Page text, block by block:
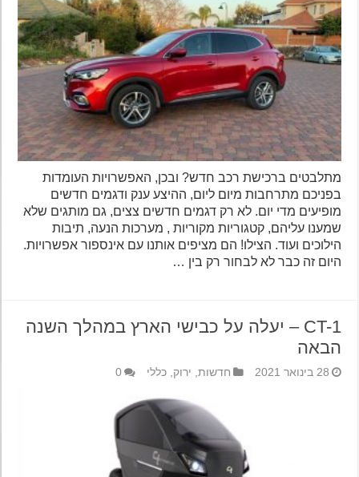
מתלבטים ברכישת רכב חדש? ובכן, האפשרויות העומדות
בפניכם מתרחבות מיום ליום, ההיצע ענק ודגמים חדשים
מופיעים מדי יום. לא רק דגמים חדשים צצים, גם מותגים שלא
שמענו עליהם, קטגוריות מקוריות , מערכות הנעה, תיבות
הילוכים ועוד. הצילו! הם מציפים אותנו עם אינספור אפשרויות.
היום זה כבר לא לבחור רק בין …
CT-1 – יעלה על כבישי הארץ במהלך השנה
הבאה
28 בינואר 2021 חדשות,ירוק,כללי 0